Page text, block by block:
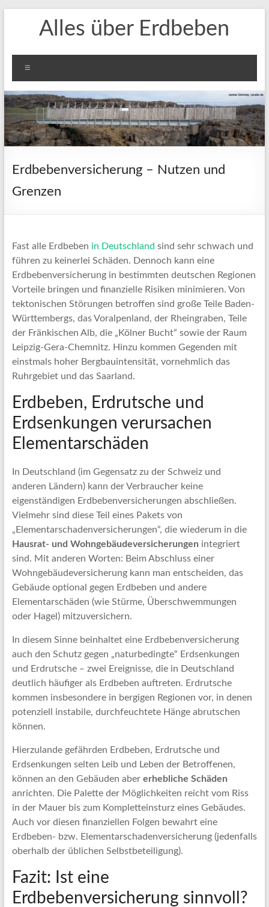
springenAlles über Erdbeben
Erdbebenversicherung – Nutzen und
Grenzen
Fast alle Erdbeben in Deutschland sind sehr schwach und
führen zu keinerlei Schäden. Dennoch kann eine
Erdbebenversicherung in bestimmten deutschen Regionen
Vorteile bringen und finanzielle Risiken minimieren. Von
tektonischen Störungen betroffen sind große Teile Baden-
Württembergs, das Voralpenland, der Rheingraben, Teile
der Fränkischen Alb, die „Kölner Bucht“ sowie der Raum
Leipzig-Gera-Chemnitz. Hinzu kommen Gegenden mit
einstmals hoher Bergbauintensität, vornehmlich das
Ruhrgebiet und das Saarland.
Erdbeben, Erdrutsche und
Erdsenkungen verursachen
Elementarschäden
In Deutschland (im Gegensatz zu der Schweiz und
anderen Ländern) kann der Verbraucher keine
eigenständigen Erdbebenversicherungen abschließen.
Vielmehr sind diese Teil eines Pakets von
„Elementarschadenversicherungen“, die wiederum in die
Hausrat- und Wohngebäudeversicherungen integriert
sind. Mit anderen Worten: Beim Abschluss einer
Wohngebäudeversicherung kann man entscheiden, das
Gebäude optional gegen Erdbeben und andere
Elementarschäden (wie Stürme, Überschwemmungen
oder Hagel) mitzuversichern.
In diesem Sinne beinhaltet eine Erdbebenversicherung
auch den Schutz gegen „naturbedingte“ Erdsenkungen
und Erdrutsche – zwei Ereignisse, die in Deutschland
deutlich häufiger als Erdbeben auftreten. Erdrutsche
kommen insbesondere in bergigen Regionen vor, in denen
potenziell instabile, durchfeuchtete Hänge abrutschen
können.
Hierzulande gefährden Erdbeben, Erdrutsche und
Erdsenkungen selten Leib und Leben der Betroffenen,
können an den Gebäuden aber erhebliche Schäden
anrichten. Die Palette der Möglichkeiten reicht vom Riss
in der Mauer bis zum Kompletteinsturz eines Gebäudes.
Auch vor diesen finanziellen Folgen bewahrt eine
Erdbeben- bzw. Elementarschadenversicherung (jedenfalls
oberhalb der üblichen Selbstbeteiligung).
Fazit: Ist eine
Erdbebenversicherung sinnvoll?